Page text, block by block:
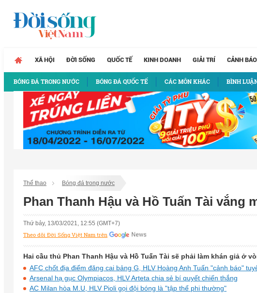
XÃ HỘI ĐỜI SỐNG QUỐC TẾ KINH DOANH GIẢI TRÍ CẢNH BÁO
BÓNG ĐÁ TRONG NƯỚC BÓNG ĐÁ QUỐC TẾ CÁC MÔN KHÁC BÌNH
Thể thao Bóng đá trong nước
Phan Thanh Hậu và Hồ Tuấn Tài vắng
Thứ bảy, 13/03/2021, 12:55 (GMT+7)
Theo dõi Đời Sống Việt Nam trên
Hai cầu thủ Phan Thanh Hậu và Hồ Tuấn Tài sẽ phải làm khán giả ở
AFC chốt địa điểm đăng cai bảng G, HLV Hoàng Anh Tuấn "cảnh báo"
Arsenal hạ gục Olympiacos, HLV Arteta chia sẻ bí quyết chiến thắng
AC Milan hòa M.U, HLV Pioli gọi đội bóng là "tập thể phi thường"